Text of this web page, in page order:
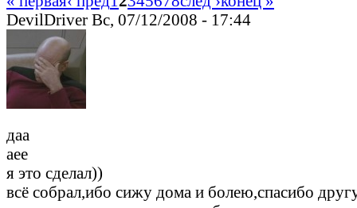
DevilDriver Вс, 07/12/2008 - 17:44
даа
аее
я это сделал))
всё собрал,ибо сижу дома и болею,спасибо